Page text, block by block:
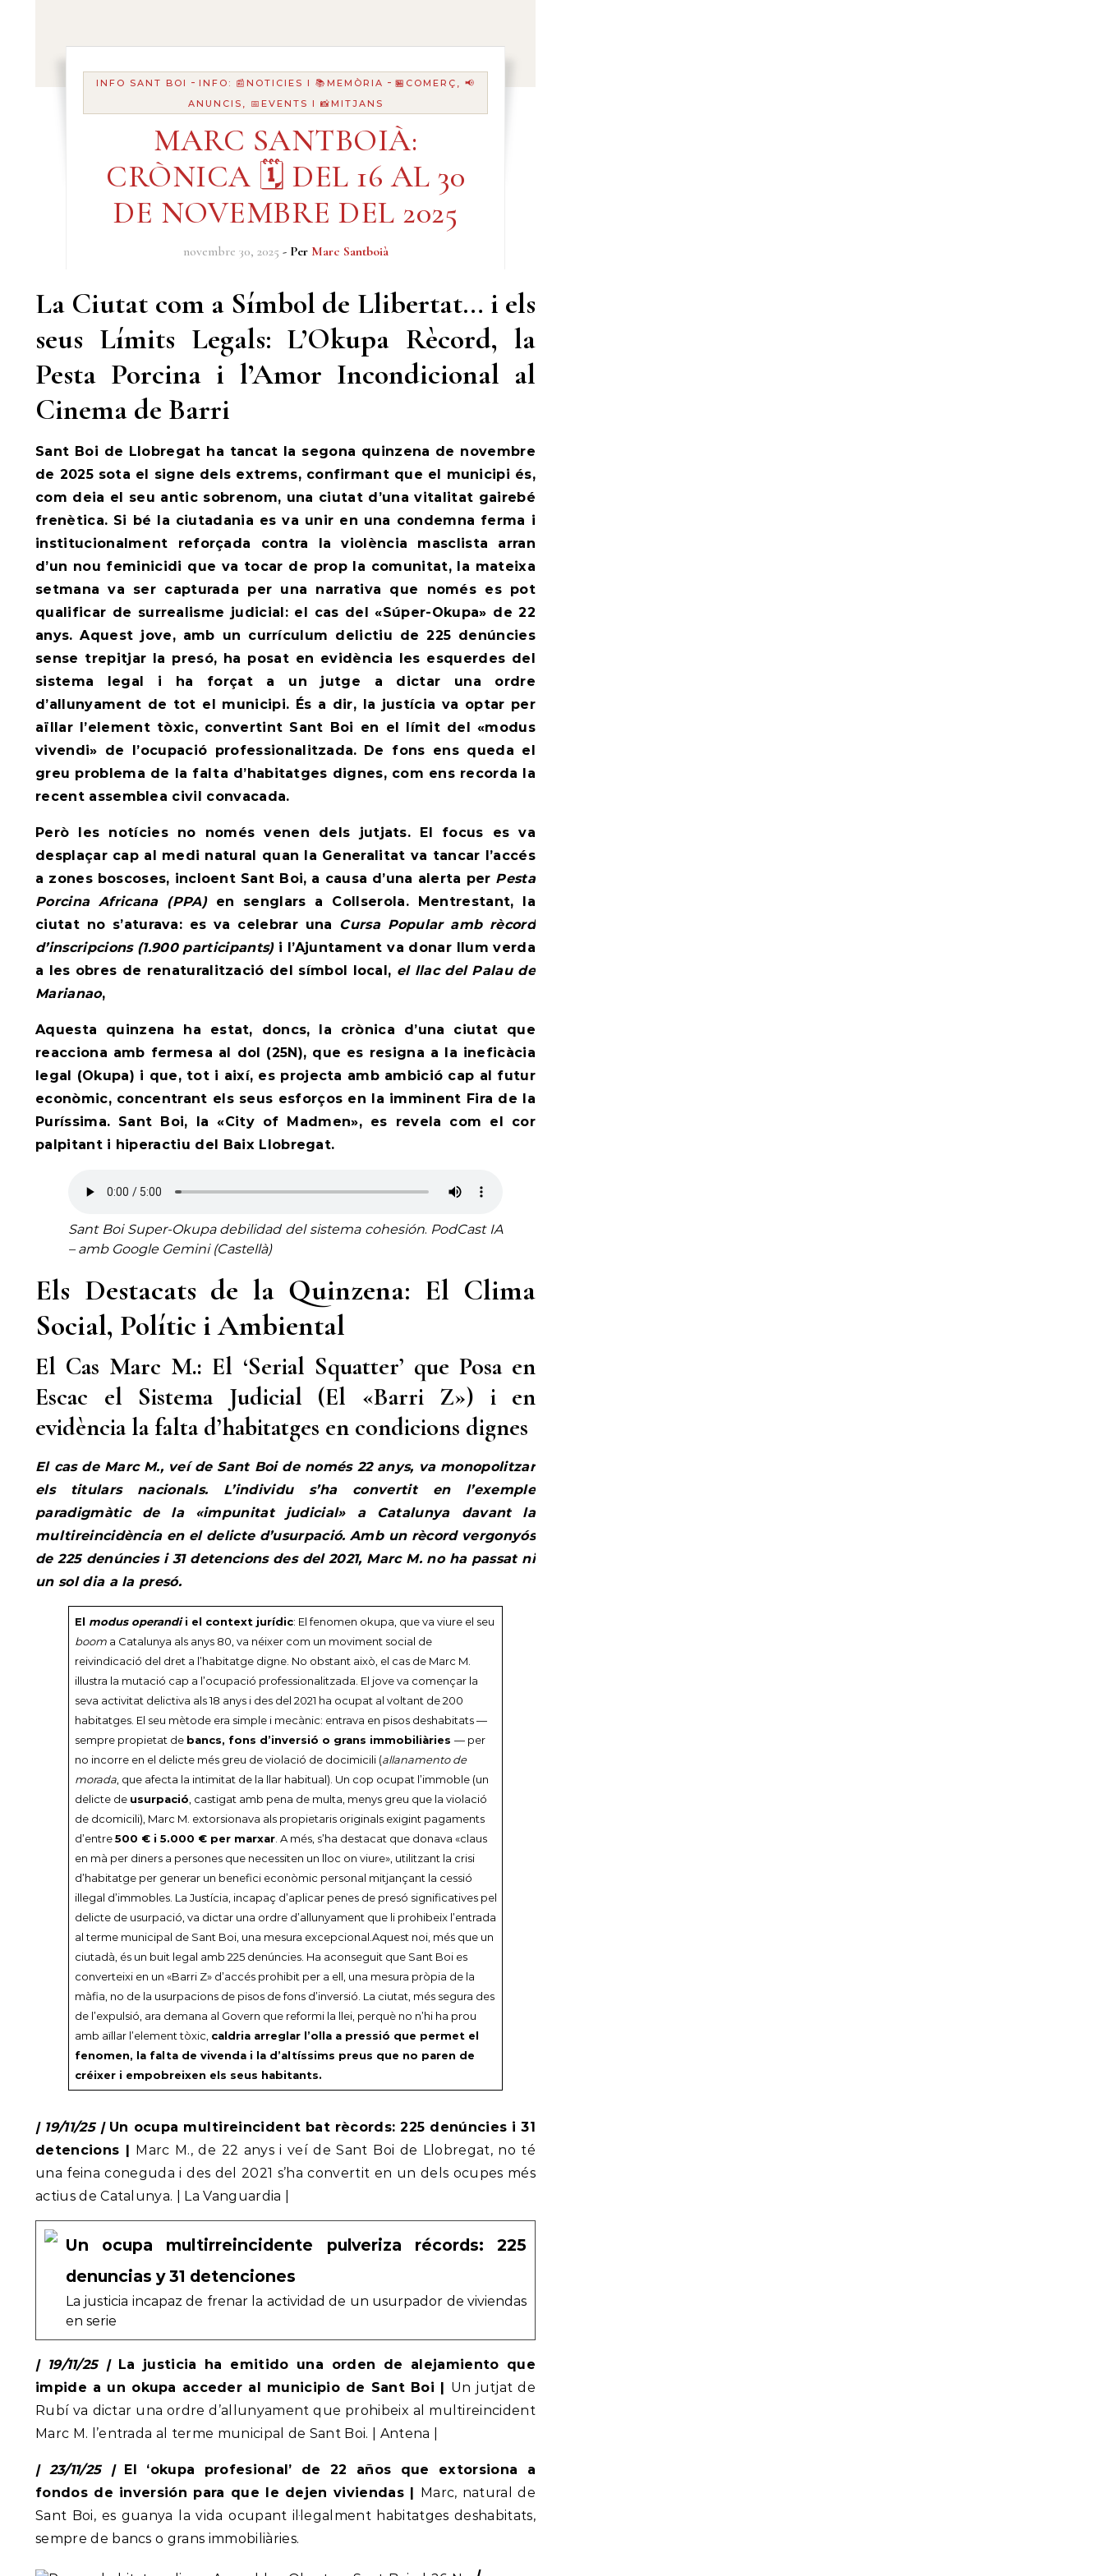
INFO SANT BOI - INFO: 📰NOTICIES I 📚MEMÒRIA - 🏪COMERÇ, 📢
ANUNCIS, 📅EVENTS I 📸MITJANS
MARC SANTBOIÀ:
CRÒNICA 🗓️ DEL 16 AL 30
DE NOVEMBRE DEL 2025
novembre 30, 2025 - Per Marc Santboià
La Ciutat com a Símbol de Llibertat… i els
seus Límits Legals: L’Okupa Rècord, la
Pesta Porcina i l’Amor Incondicional al
Cinema de Barri
Sant Boi de Llobregat ha tancat la segona quinzena de novembre
de 2025 sota el signe dels extrems, confirmant que el municipi és,
com deia el seu antic sobrenom, una ciutat d’una vitalitat gairebé
frenètica. Si bé la ciutadania es va unir en una condemna ferma i
institucionalment reforçada contra la violència masclista arran
d’un nou feminicidi que va tocar de prop la comunitat, la mateixa
setmana va ser capturada per una narrativa que només es pot
qualificar de surrealisme judicial: el cas del «Súper-Okupa» de 22
anys. Aquest jove, amb un currículum delictiu de 225 denúncies
sense trepitjar la presó, ha posat en evidència les esquerdes del
sistema legal i ha forçat a un jutge a dictar una ordre
d’allunyament de tot el municipi. És a dir, la justícia va optar per
aïllar l’element tòxic, convertint Sant Boi en el límit del «modus
vivendi» de l’ocupació professionalitzada. De fons ens queda el
greu problema de la falta d’habitatges dignes, com ens recorda la
recent assemblea civil convacada.
Però les notícies no només venen dels jutjats. El focus es va
desplaçar cap al medi natural quan la Generalitat va tancar l’accés
a zones boscoses, incloent Sant Boi, a causa d’una alerta per Pesta
Porcina Africana (PPA) en senglars a Collserola. Mentrestant, la
ciutat no s’aturava: es va celebrar una Cursa Popular amb rècord
d’inscripcions (1.900 participants)i l’Ajuntament va donar llum verda
a les obres de renaturalització del símbol local, el llac del Palau de
Marianao,
Aquesta quinzena ha estat, doncs, la crònica d’una ciutat que
reacciona amb fermesa al dol (25N), que es resigna a la ineficàcia
legal (Okupa) i que, tot i així, es projecta amb ambició cap al futur
econòmic, concentrant els seus esforços en la imminent Fira de la
Puríssima. Sant Boi, la «City of Madmen», es revela com el cor
palpitant i hiperactiu del Baix Llobregat.
Sant Boi Super-Okupa debilidad del sistema cohesión. PodCast IA
– amb Google Gemini (Castellà)
Els Destacats de la Quinzena: El Clima
Social, Polític i Ambiental
El Cas Marc M.: El ‘Serial Squatter’ que Posa en
Escac el Sistema Judicial (El «Barri Z») i en
evidència la falta d’habitatges en condicions dignes
El cas de Marc M., veí de Sant Boi de només 22 anys, va monopolitzar
els titulars nacionals. L’individu s’ha convertit en l’exemple
paradigmàtic de la «impunitat judicial» a Catalunya davant la
multireincidència en el delicte d’usurpació. Amb un rècord vergonyós
de 225 denúncies i 31 detencions des del 2021, Marc M. no ha passat ni
un sol dia a la presó.
El modus operandii el context jurídic: El fenomen okupa, que va viure el seu
booma Catalunya als anys 80, va néixer com un moviment social de
reivindicació del dret a l’habitatge digne. No obstant això, el cas de Marc M.
il·lustra la mutació cap a l’ocupació professionalitzada. El jove va començar la
seva activitat delictiva als 18 anys i des del 2021 ha ocupat al voltant de 200
habitatges. El seu mètode era simple i mecànic: entrava en pisos deshabitats —
sempre propietat de bancs, fons d’inversió o grans immobiliàries — per
no incorre en el delicte més greu de violació de docimicili (allanamento de
morada, que afecta la intimitat de la llar habitual). Un cop ocupat l’immoble (un
delicte de usurpació , castigat amb pena de multa, menys greu que la violació
de dcomicili), Marc M. extorsionava als propietaris originals exigint pagaments
d’entre500 € i 5.000 € per marxar. A més, s’ha destacat que donava «claus
en mà per diners a persones que necessiten un lloc on viure», utilitzant la crisi
d’habitatge per generar un benefici econòmic personal mitjançant la cessió
il·legal d’immobles. La Justícia, incapaç d’aplicar penes de presó significatives pel
delicte de usurpació, va dictar una ordre d’allunyament que li prohibeix l’entrada
al terme municipal de Sant Boi, una mesura excepcional.Aquest noi, més que un
ciutadà, és un buit legal amb 225 denúncies. Ha aconseguit que Sant Boi es
converteixi en un «Barri Z» d’accés prohibit per a ell, una mesura pròpia de la
màfia, no de la usurpacions de pisos de fons d’inversió. La ciutat, més segura des
de l’expulsió, ara demana al Govern que reformi la llei, perquè no n’hi ha prou
amb aïllar l’element tòxic, caldria arreglar l’olla a pressió que permet el
fenomen, la falta de vivenda i la d’altíssims preus que no paren de
créixer i empobreixen els seus habitants.
| 19/11/25 |Un ocupa multireincident bat rècords: 225 denúncies i 31
detencions | Marc M., de 22 anys i veí de Sant Boi de Llobregat, no té
una feina coneguda i des del 2021 s’ha convertit en un dels ocupes més
actius de Catalunya. | La Vanguardia |
Un ocupa multirreincidente pulveriza récords: 225
denuncias y 31 detenciones
La justicia incapaz de frenar la actividad de un usurpador de viviendas
en serie
| 19/11/25 |La justicia ha emitido una orden de alejamiento que
impide a un okupa acceder al municipio de Sant Boi | Un jutjat de
Rubí va dictar una ordre d’allunyament que prohibeix al multireincident
Marc M. l’entrada al terme municipal de Sant Boi. | Antena |
| 23/11/25 |El ‘okupa profesional’ de 22 años que extorsiona a
fondos de inversión para que le dejen viviendas | Marc, natural de
Sant Boi, es guanya la vida ocupant il·legalment habitatges deshabitats,
sempre de bancs o grans immobiliàries.